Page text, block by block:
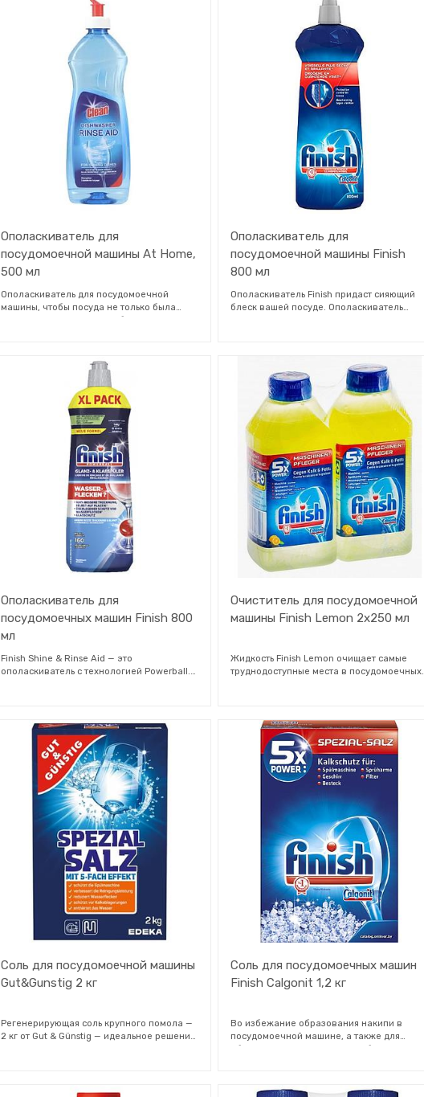
обеспечивает мытье посудомоечной
машины. Функция соли удаляет
известковые отложения. Быстро
растворяется. Защищает стекло.
восстанавливает первоначальный блеск.
Капсула с 3 жидкими частицами быстро
растворяется даже при низких
температурах. Подходит для коротких
циклов мытья. Встроенный ополаскиватель
и функция соли, — защита серебра и
стеклянной посуды.
Ополаскиватель для
посудомоечной машины At Home,
500 мл
Ополаскиватель для посудомоечной
машины, чтобы посуда не только была
чистой, но и продолжала блестеть.
каждой стирки. Попрощайтесь с грязной
посудой с помощью ополаскивателя.
Ополаскиватель для
посудомоечной машины Finish
800 мл
Ополаскиватель Finish придаст сияющий
блеск вашей посуде. Ополаскиватель
готовность к использованию и придавая
им поразительный блеск.
Ополаскиватель для
посудомоечных машин Finish 800
мл
Finish Shine & Rinse Aid — это
ополаскиватель с технологией Powerball.
более длительного блеска. Для
повышения эффективности
посудомоечной машины используйте
ополаскиватель Finish вместе с
таблетками Finish для посудомоечной
Очиститель для посудомоечной
машины Finish Lemon 2x250 мл
Жидкость Finish Lemon очищает самые
труднодоступные места в посудомоечных
удаление накипи. Способ применения – не
откручивая бутылку, поместите ее вверх
дном в корзину для столовых приборов,
посудомоечную машину и запустите
программу при температуре не более 65
Соль для посудомоечной машины
Gut&Gunstig 2 кг
Регенерирующая соль крупного помола —
2 кг от Gut & Günstig — идеальное решение
Соль для посудомоечных машин
Finish Calgonit 1,2 кг
Во избежание образования накипи в
посудомоечной машине, а также для
иметь малое содержание частиц кальция и